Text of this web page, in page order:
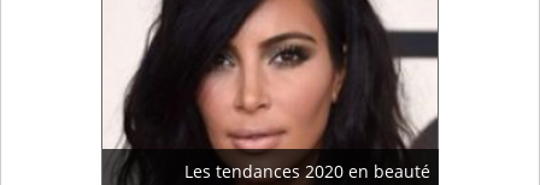
Les tendances 2020 en beauté